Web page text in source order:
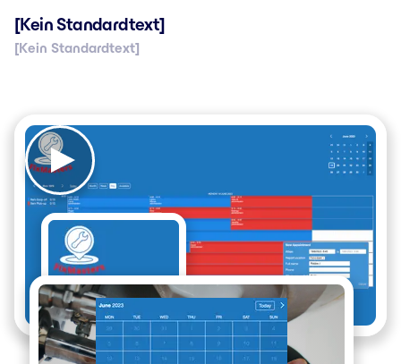
[Kein Standardtext]
[Kein Standardtext]